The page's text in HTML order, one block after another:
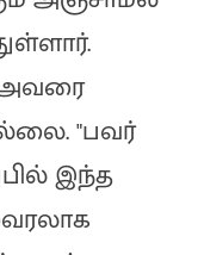
அவரை
"பவர்
இந்த